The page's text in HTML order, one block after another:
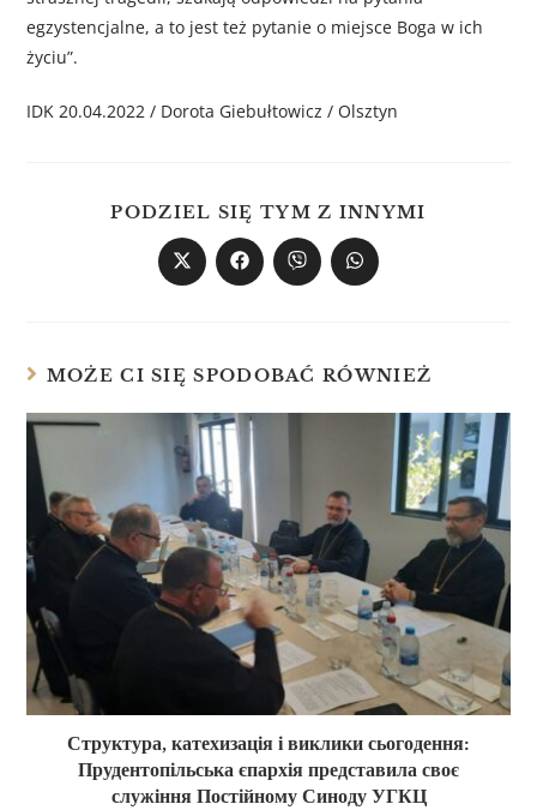
egzystencjalne, a to jest też pytanie o miejsce Boga w ich
życiu”.
IDK 20.04.2022 / Dorota Giebułtowicz / Olsztyn
PODZIEL SIĘ TYM Z INNYMI
MOŻE CI SIĘ SPODOBAĆ RÓWNIEŻ
Структура, катехизація і виклики сьогодення:
Прудентопільська єпархія представила своє
служіння Постійному Синоду УГКЦ